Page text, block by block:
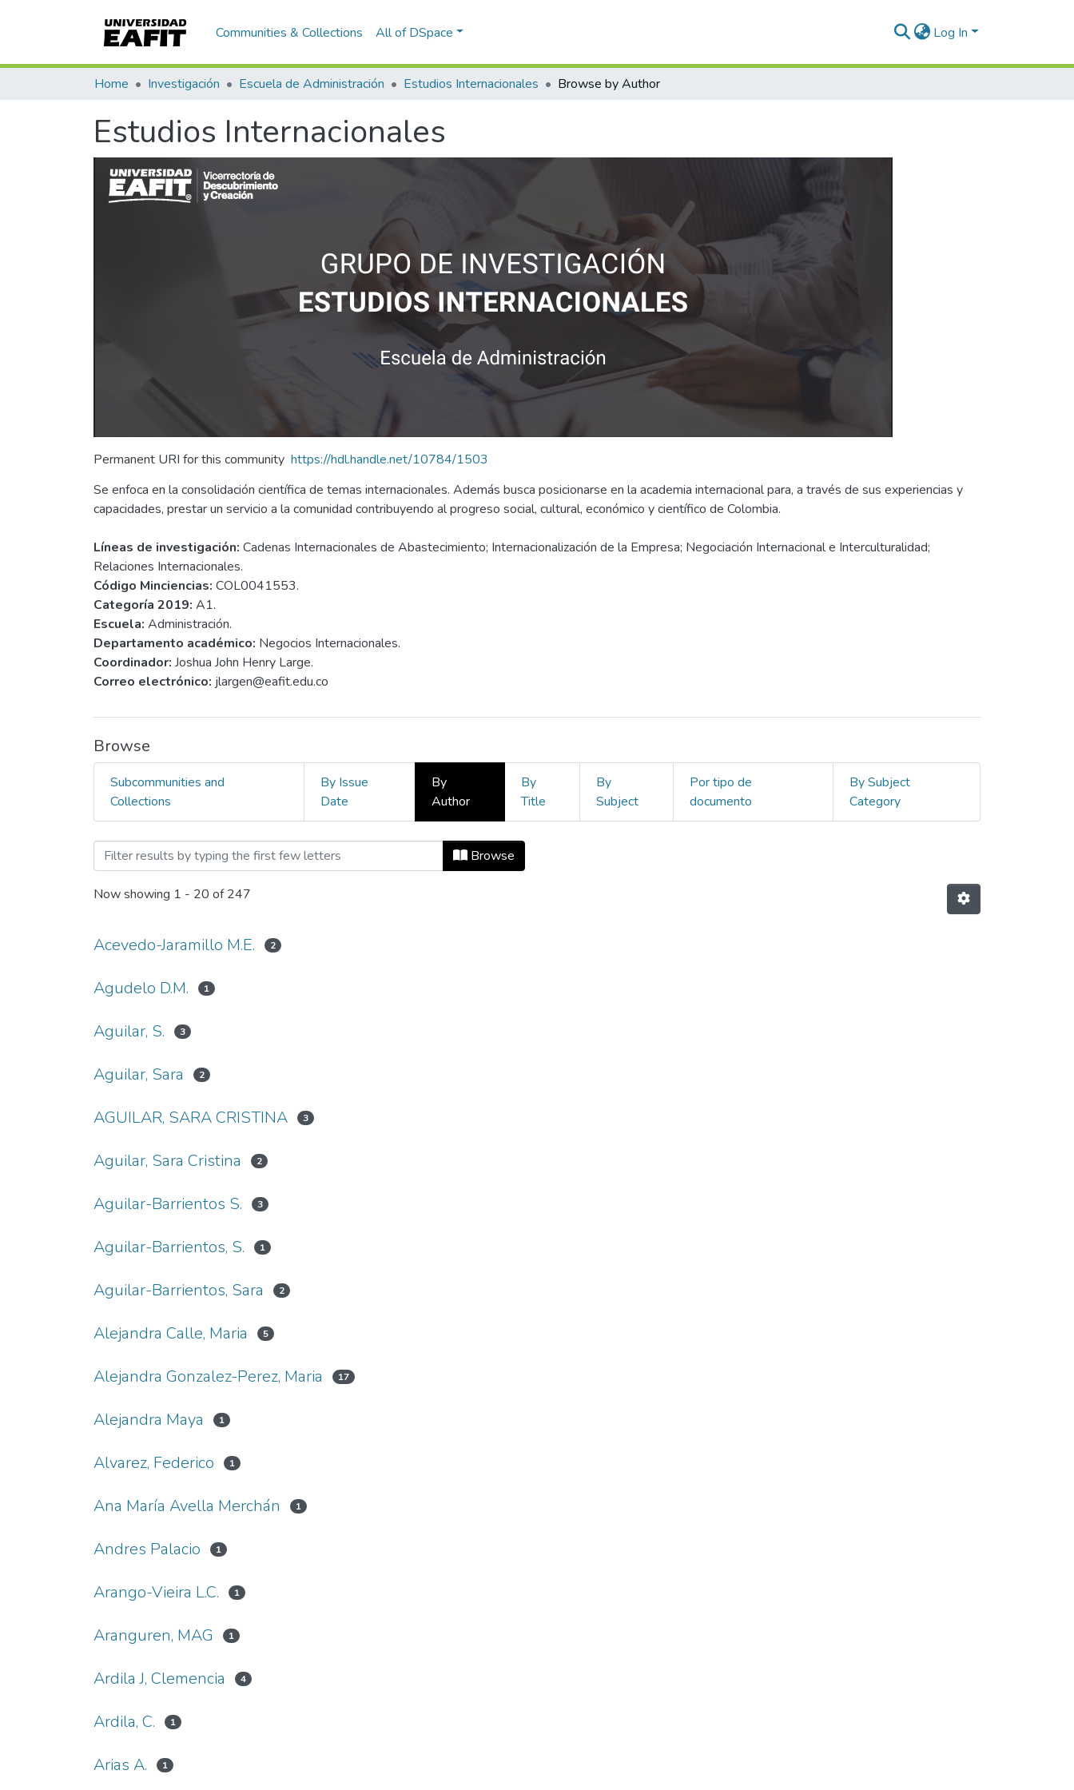
Communities & Collections All of DSpace Log In
Home Investigación Escuela de Administración Estudios Internacionales Browse by Author
Estudios Internacionales
Permanent URI for this community https://hdl.handle.net/10784/1503
Se enfoca en la consolidación científica de temas internacionales. Además busca posicionarse en la academia internacional para, a través de sus experiencias y
capacidades, prestar un servicio a la comunidad contribuyendo al progreso social, cultural, económico y científico de Colombia.
Líneas de investigación: Cadenas Internacionales de Abastecimiento; Internacionalización de la Empresa; Negociación Internacional e Interculturalidad;
Relaciones Internacionales.
Código Minciencias: COL0041553.
Categoría 2019: A1.
Escuela: Administración.
Departamento académico: Negocios Internacionales.
Coordinador: Joshua John Henry Large.
Correo electrónico: jlargen@eafit.edu.co
Browse
Subcommunities and
Collections
By Issue
Date
By
Author
By
Title
By
Subject
Por tipo de
documento
By Subject
Category
Browsing Estudios Internacionales by Author
Browse
Now showing 1 - 20 of 247
Acevedo-Jaramillo M.E. 2
Agudelo D.M. 1
Aguilar, S. 3
Aguilar, Sara 2
AGUILAR, SARA CRISTINA 3
Aguilar, Sara Cristina 2
Aguilar-Barrientos S. 3
Aguilar-Barrientos, S. 1
Aguilar-Barrientos, Sara 2
Alejandra Calle, Maria 5
Alejandra Gonzalez-Perez, Maria 17
Alejandra Maya 1
Alvarez, Federico 1
Ana María Avella Merchán 1
Andres Palacio 1
Arango-Vieira L.C. 1
Aranguren, MAG 1
Ardila J, Clemencia 4
Ardila, C. 1
Arias A. 1